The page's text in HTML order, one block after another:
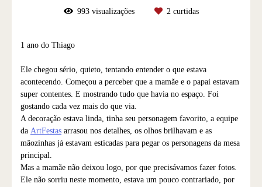
993visualizações 2curtidas
1 ano do Thiago
Ele chegou sério, quieto, tentando entender o que estava
acontecendo. Começou a perceber que a mamãe e o papai estavam
super contentes. E mostrando tudo que havia no espaço. Foi
gostando cada vez mais do que via.
A decoração estava linda, tinha seu personagem favorito, a equipe
da ArtFestas arrasou nos detalhes, os olhos brilhavam e as
mãozinhas já estavam esticadas para pegar os personagens da mesa
principal.
Mas a mamãe não deixou logo, por que precisávamos fazer fotos.
Ele não sorriu neste momento, estava um pouco contrariado, por